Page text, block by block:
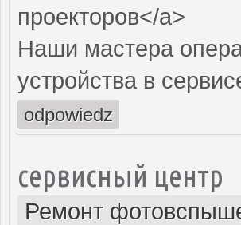
проекторов</a>
Наши мастера
устройства в
odpowiedz
сервисный центр
Ремонт